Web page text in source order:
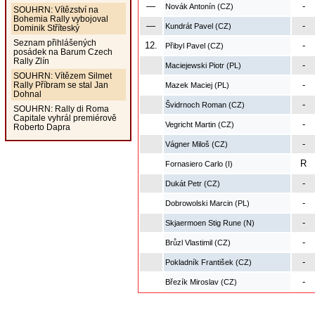
SOUHRN: Vítězství na
Bohemia Rally vybojoval
Dominik Stříteský
Seznam přihlášených
posádek na Barum Czech
Rally Zlín
SOUHRN: Vítězem Silmet
Rally Příbram se stal Jan
Dohnal
SOUHRN: Rally di Roma
Capitale vyhrál premiérově
Roberto Dapra
—
Novák Antonín (CZ)
-
—
Kundrát Pavel (CZ)
-
12.
Přibyl Pavel (CZ) -
Maciejewski Piotr (PL) -
Mazek Maciej (PL) -
Švidrnoch Roman (CZ) -
Vegricht Martin (CZ) -
Vágner Miloš (CZ) -
Fornasiero Carlo (I) R
Dukát Petr (CZ) -
Dobrowolski Marcin (PL) -
Skjaermoen Stig Rune (N) -
Brůzl Vlastimil (CZ) -
Pokladník František (CZ) -
Březík Miroslav (CZ) -